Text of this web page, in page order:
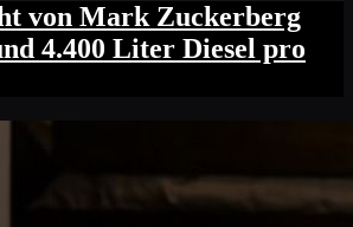
von Mark Zuckerberg
4.400 Liter Diesel pro